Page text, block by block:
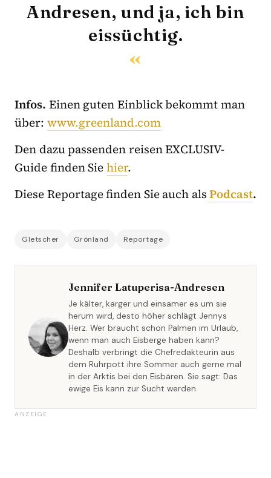
Andresen, und ja, ich bin
eissüchtig.
Infos. Einen guten Einblick bekommt man
über: www.greenland.com
Den dazu passenden reisen EXCLUSIV-
Guide finden Siehier.
Diese Reportage finden Sie auch alsPodcast.
Gletscher Grönland Reportage
Jennifer Latuperisa-Andresen
Je kälter, karger und einsamer es um sie
herum wird, desto höher schlägt Jennys
Herz. Wer braucht schon Palmen im Urlaub,
wenn man auch Eisberge haben kann?
Deshalb verbringt die Chefredakteurin aus
dem Ruhrpott ihre Sommer auch gerne mal
in der Arktis bei den Eisbären. Sie sagt: Das
ewige Eis kann zur Sucht werden.
ANZEIGE